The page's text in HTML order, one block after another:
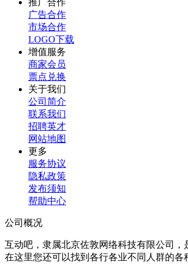
推广合作
广告合作
市场合作
LOGO下载
增值服务
商家会员
票点兑换
关于我们
公司简介
联系我们
招聘英才
网站地图
更多
服务协议
隐私政策
发布须知
帮助中心
公司概况
互动吧，隶属北京佐敦网络科技有限公司
在这里您还可以找到各行各业不同人群的